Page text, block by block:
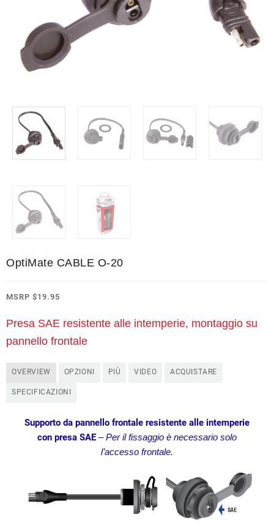
OptiMate CABLE O-20
MSRP $19.95
Presa SAE resistente alle intemperie, montaggio su
pannello frontale
OVERVIEW OPZIONI PIÙ VIDEO ACQUISTARE
SPECIFICAZIONI
Supporto da pannello frontale resistente alle intemperie
con presa SAE– Per il fissaggio è necessario solo
l’accesso frontale.